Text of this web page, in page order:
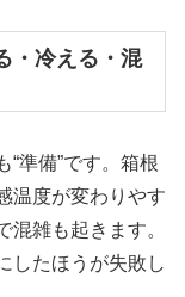
・冷える・混
準備”です。箱根
温度が変わりやす
雑も起きます。
したほうが失敗し